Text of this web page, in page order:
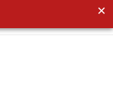
✕